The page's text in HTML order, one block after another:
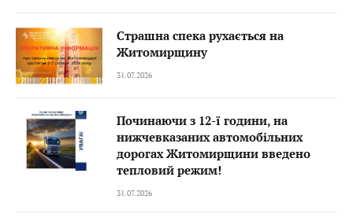
Страшна спека рухається на
Житомирщину
31.07.2026
Починаючи з 12-ї години, на
нижчевказаних автомобільних
дорогах Житомирщини введено
тепловий режим!
31.07.2026